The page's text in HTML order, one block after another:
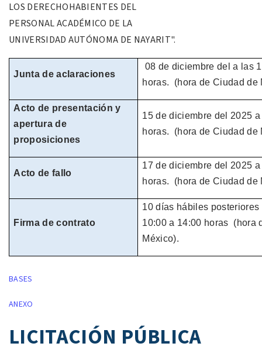
LOS DERECHOHABIENTES DEL
PERSONALACADÉMICO DE LA
UNIVERSIDAD AUTÓNOMA DE NAYARIT".
Junta de aclaraciones
08 de diciembre del a las
horas.
(hora de Ciudad de
Acto de presentación y
apertura de
proposiciones
15 dediciembre del 2025 a
horas.
(hora de Ciudad de
Acto de fallo
17 de diciembre del 2025 a
horas.
(hora de Ciudad de
Firma de contrato
10 días hábiles
10:00 a 14:00 horas (hora
México).
BASES
ANEXO
LICITACIÓN PÚBLICA